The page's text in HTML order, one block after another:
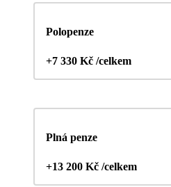
Polopenze
+7 330 Kč /celkem
Plná penze
+13 200 Kč /celkem